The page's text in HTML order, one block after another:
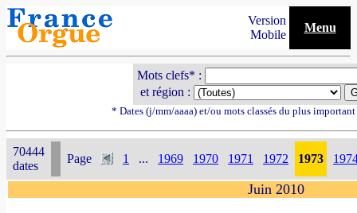
Version
Mobile
Menu
Mots clefs* :
et région :
* Dates (j/mm/aaaa) et/ou mots classés du plus
70444
dates
Page 1 ... 1969 1970 1971 1972 1973
Juin 2010